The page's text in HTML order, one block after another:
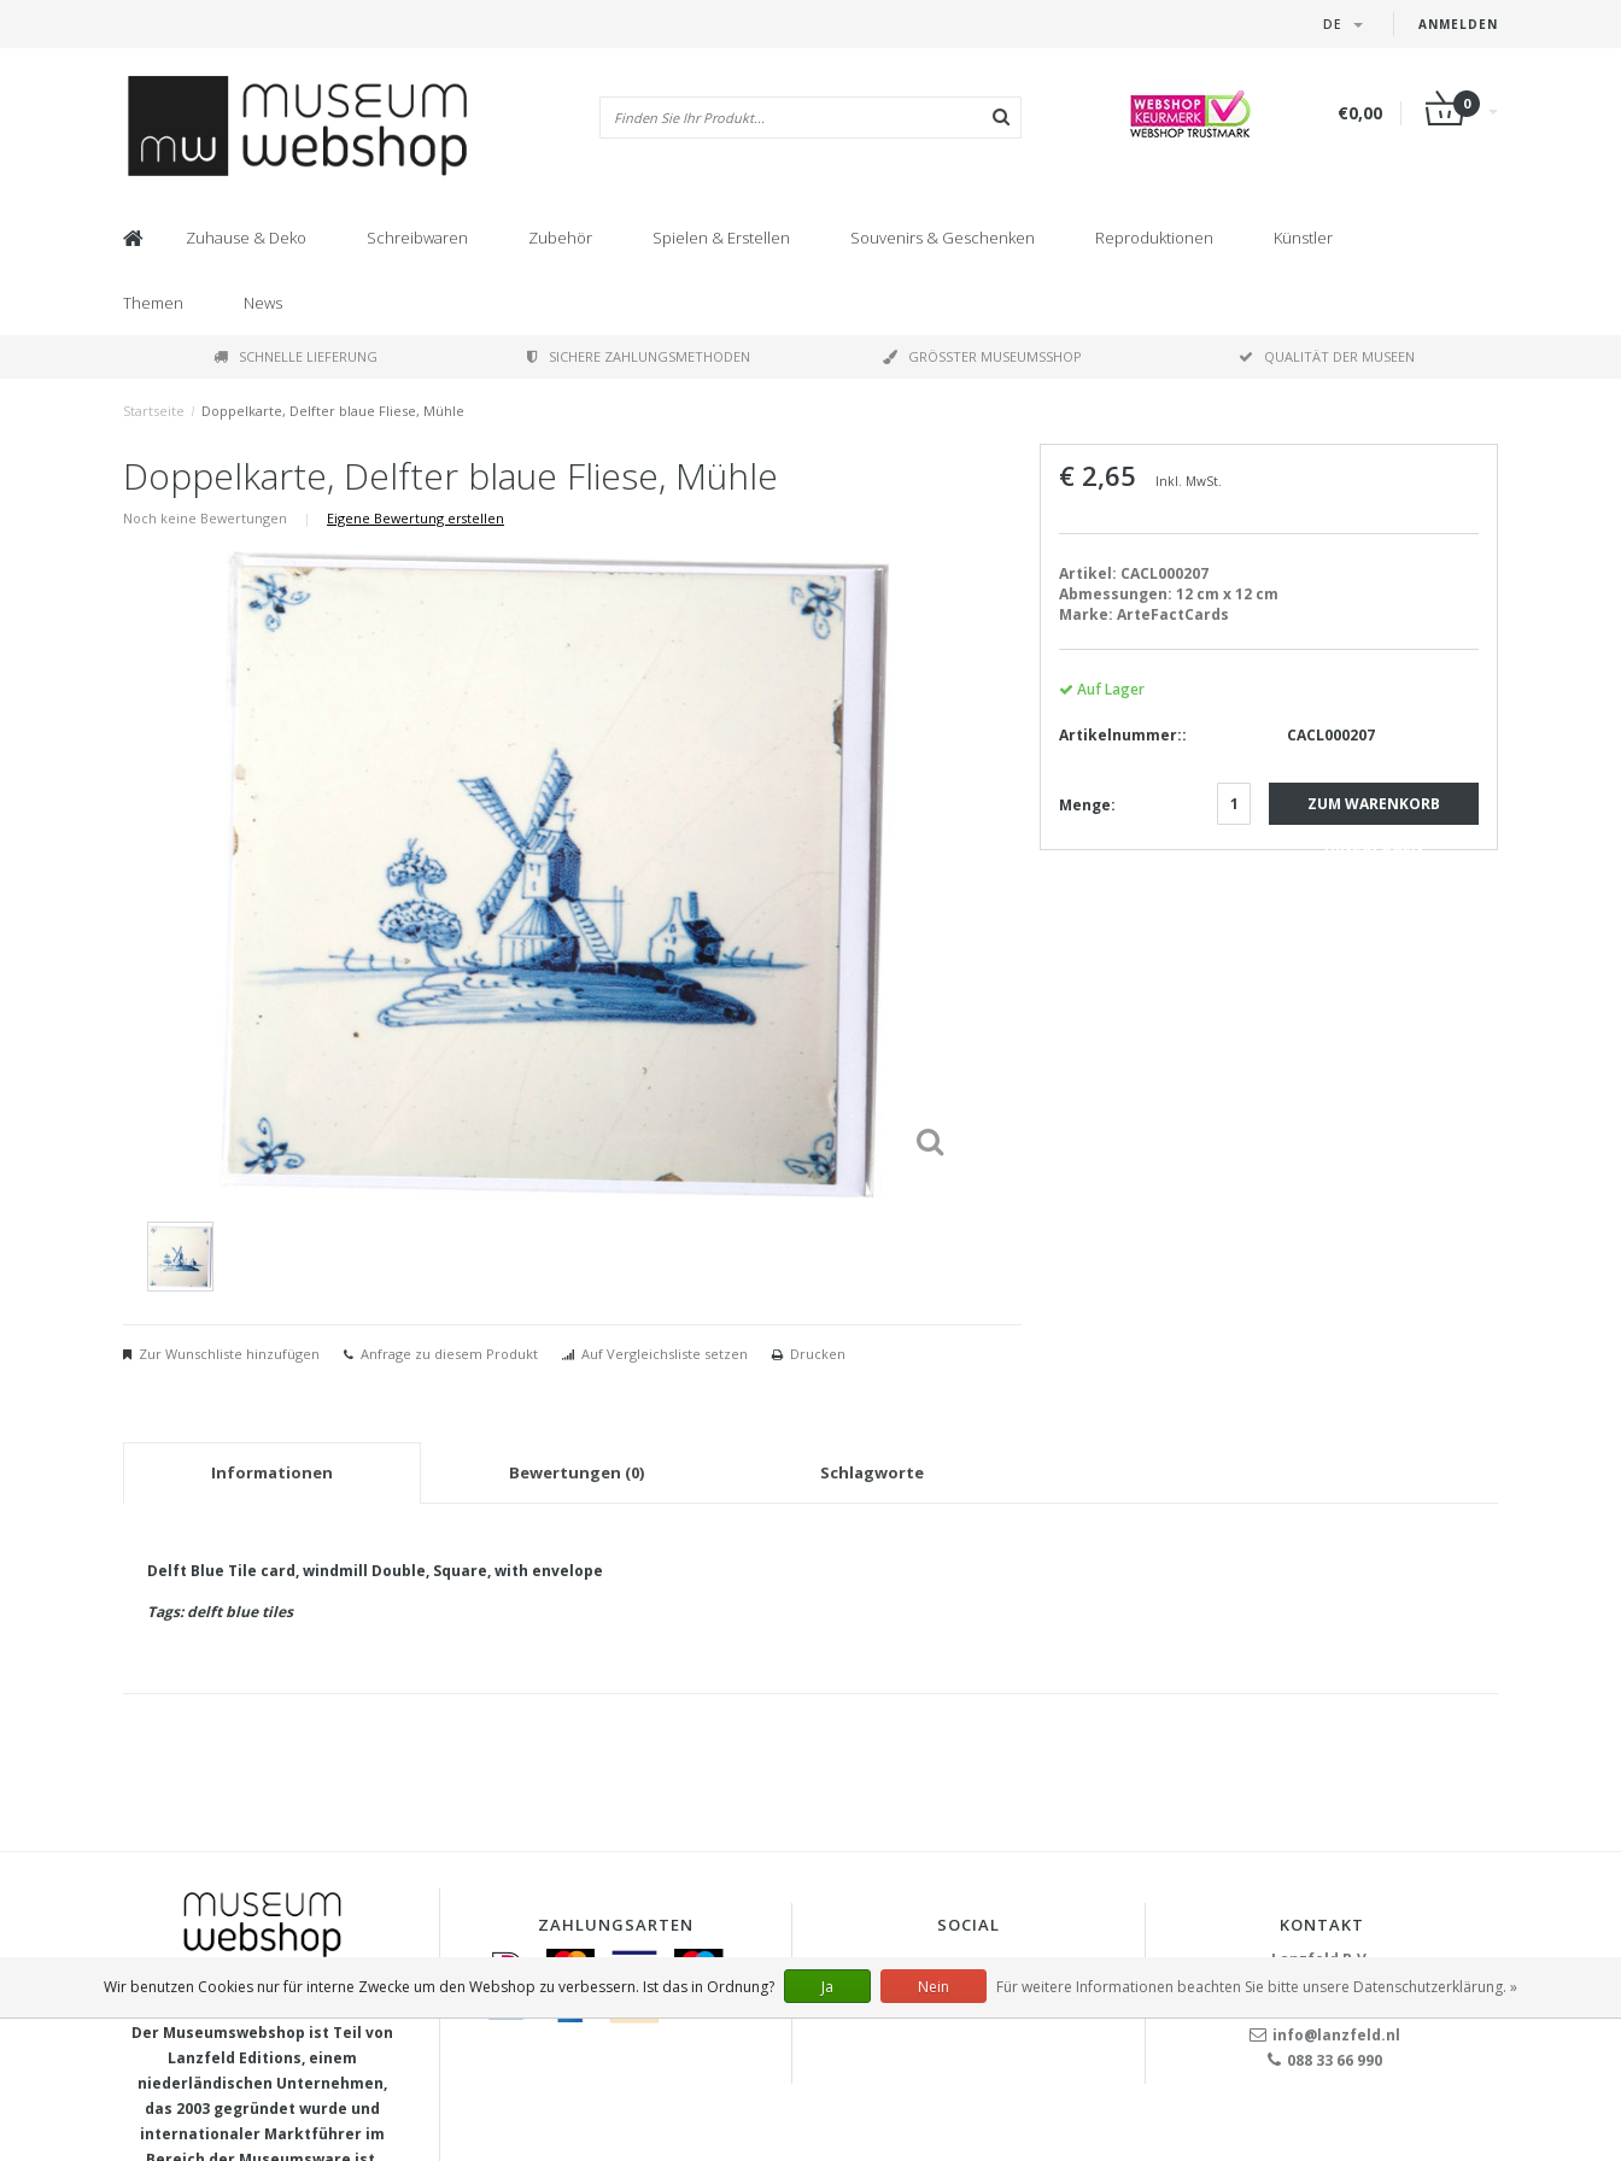
ANMELDEN
DE
€0,00 0
Zuhause & Deko Schreibwaren Zubehör Spielen & Erstellen Souvenirs & Geschenken Reproduktionen Künstler
Themen News
SCHNELLE LIEFERUNG SICHERE ZAHLUNGSMETHODEN GRÖSSTER MUSEUMSSHOP QUALITÄT DER MUSEEN
Startseite / Doppelkarte, Delfter blaue Fliese, Mühle
Doppelkarte, Delfter blaue Fliese, Mühle
Noch keine Bewertungen | Eigene Bewertung erstellen
Zur Wunschliste hinzufügen Anfrage zu diesem Produkt Auf Vergleichsliste setzen Drucken
€ 2,65 Inkl. MwSt.
Artikel: CACL000207
Abmessungen: 12 cm x 12 cm
Marke: ArteFactCards
Auf Lager
Artikelnummer:: CACL000207
Menge: ZUM WARENKORB
HINZUFÜGEN
Informationen Bewertungen (0) Schlagworte
Delft Blue Tile card, windmill Double, Square, with envelope
Tags: delft blue tiles
MUSEUM-WEBSHOP
Der Museumswebshop ist Teil von
Lanzfeld Editions, einem
niederländischen Unternehmen,
das 2003 gegründet wurde und
internationaler Marktführer im
ZAHLUNGSARTEN SOCIAL KONTAKT
Lanzfeld B.V.
Spiegelstraat 10
info@lanzfeld.nl
088 33 66 990
Wir benutzen Cookies nur für interne Zwecke um den Webshop zu verbessern. Ist das in Ordnung? Ja Nein Für weitere Informationen beachten Sie bitte unsere Datenschutzerklärung. »